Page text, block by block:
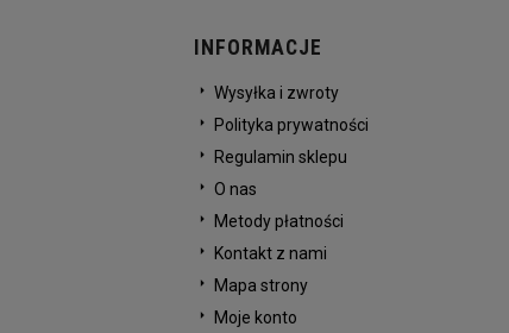
INFORMACJE
Wysyłka i zwroty
Polityka prywatności
Regulamin sklepu
O nas
Metody płatności
Kontakt z nami
Mapa strony
Moje konto